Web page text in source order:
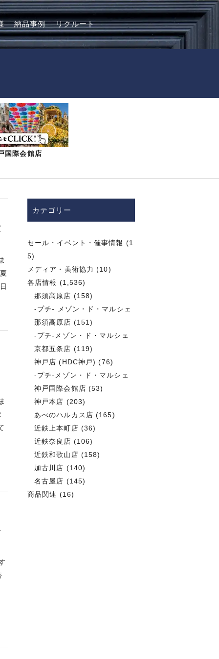
納品事例 リクルート
国際会館店
カテゴリー
セール・イベント・催事情報 (1
5)
メディア・美術協力 (10)
各店情報 (1,536)
那須高原店 (158)
-プチ- メゾン・ド・マルシェ
那須高原店 (151)
-プチ-メゾン・ド・マルシェ
京都五条店 (119)
神戸店 (HDC神戸) (76)
-プチ-メゾン・ド・マルシェ
神戸国際会館店 (53)
神戸本店 (203)
あべのハルカス店 (165)
近鉄上本町店 (36)
近鉄奈良店 (106)
近鉄和歌山店 (158)
加古川店 (140)
名古屋店 (145)
商品関連 (16)